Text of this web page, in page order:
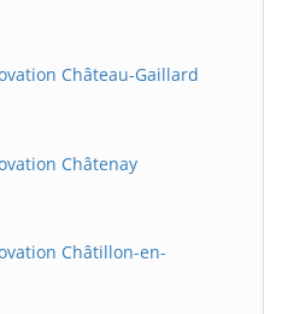
Château-Gaillard
Châtenay
Châtillon-en-